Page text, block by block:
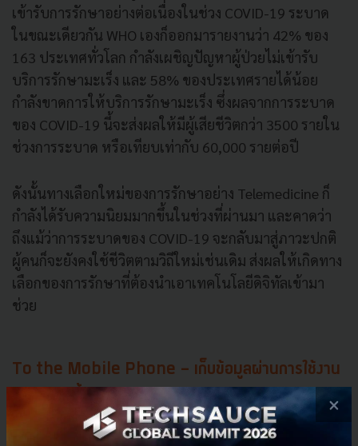
เข้ารับการรักษาอย่างต่อเนื่องในช่วง COVID-19 ระบาด
ในขณะเดียวกัน WHO เองก็ออกมารายงานว่า 42% ของ
163 ประเทศทั่วโลก กำลังเผชิญปัญหาผู้ป่วยไม่เข้ารับ
บริการรักษามะเร็ง และ 58% ของประเทศรายได้น้อย
กำลังขาดการให้บริการรักษามะเร็ง ซึ่งผลจากการระบาด
ของ COVID-19 นี้จะส่งผลให้มีผู้เสียชีวิตกว่า 3500 รายใน
ช่วงการระบาด หรือเทียบเท่ากับ 60,000 รายต่อปี
ดังนั้นทางเลือกใหม่ของการรักษาอย่าง Telemedicine ก็
กำลังได้รับความนิยมมากขึ้นในช่วงที่ผ่านมา และคาดว่า
ถึงแม้ว่าการระบาดของ COVID-19 จะกลับมาสู่ภาวะปกติ
ผู้คนก็จะยังคงใช้ชีวิตตามวิถีใหม่เช่นเดิม ส่งผลให้เกิดทาง
เลือกของการรักษาที่ต้องนำเอาเทคโนโลยีดิจิทัลเข้ามา
ช่วย
To the Mobile Phone - เก็บข้อมูลผ่านการใช้งาน
มือถือแบบล้ำยุค หาดัชนีทางชีวภาพบนระบบดิจิทัล
และการจะก้าวเข้าสู่อีกขั้นของการออกแบบ Personalized
×